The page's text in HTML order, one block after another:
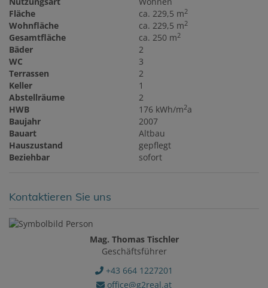
Fläche
ca. 229,5 m2
Wohnfläche ca. 229,5 m2
Gesamtfläche ca. 250 m2
Bäder
2
WC
3
Terrassen
2
Keller
1
Abstellräume
2
HWB
176 kWh/m2a
Baujahr
2007
Bauart
Altbau
Hauszustand
gepflegt
Beziehbar
sofort
Kontaktieren Sie uns
Mag. Thomas Tischler
Geschäftsführer
+43 664 1227201
office@g2real.at